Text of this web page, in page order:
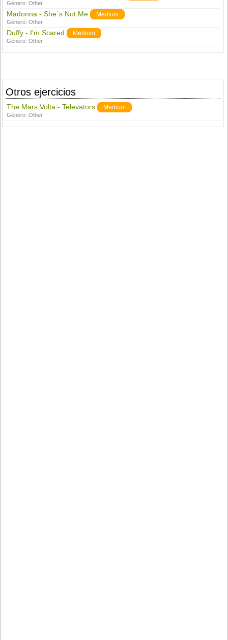
Género:Other
Madonna - She´s Not Me Medium
Género:Other
Duffy - I'm Scared Medium
Género:Other
Otros ejercicios
The Mars Volta - Televators Medium
Género:Other